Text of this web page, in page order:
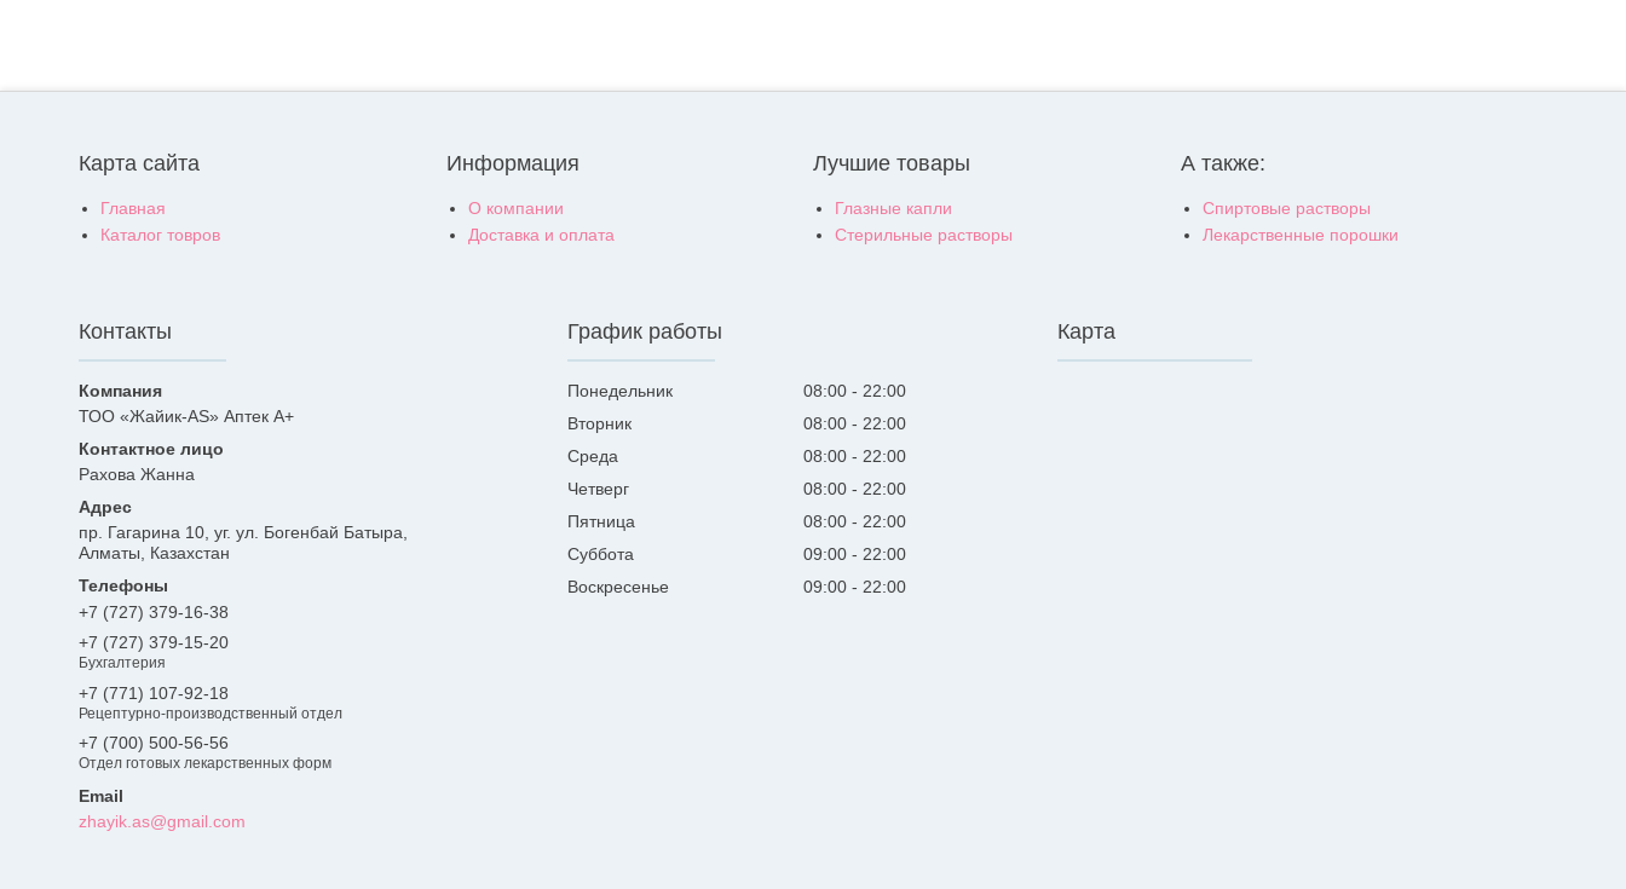
Карта сайта
Главная
Каталог товров
Информация
О компании
Доставка и оплата
Лучшие товары
Глазные капли
Стерильные растворы
А также:
Спиртовые растворы
Лекарственные порошки
Контакты
ТОО «Жайик-AS» Аптек А+
Рахова Жанна
пр. Гагарина 10, уг. ул. Богенбай Батыра,
Алматы, Казахстан
+7 (727) 379-16-38
+7 (727) 379-15-20
Бухгалтерия
+7 (771) 107-92-18
Рецептурно-производственный отдел
+7 (700) 500-56-56
Отдел готовых лекарственных форм
zhayik.as@gmail.com
График работы
Понедельник 08:00
22:00
Вторник
08:00
22:00
Среда
08:00
22:00
Четверг
08:00
22:00
Пятница
08:00
22:00
Суббота
09:00
22:00
Воскресенье
09:00 22:00
Карта